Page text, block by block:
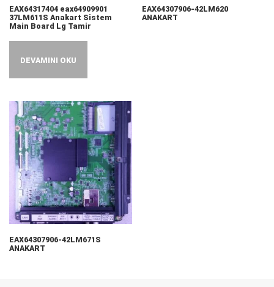
EAX64317404 eax64909901
37LM611S Anakart Sistem
Main Board Lg Tamir
DEVAMINI OKU
EAX64307906-42LM620
ANAKART
EAX64307906-42LM671S
ANAKART